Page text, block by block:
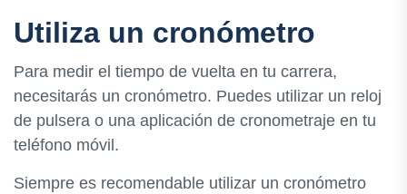
Utiliza un cronómetro
Para medir el tiempo de vuelta en tu carrera,
necesitarás un cronómetro. Puedes utilizar un reloj
de pulsera o una aplicación de cronometraje en tu
teléfono móvil.
Siempre es recomendable utilizar un cronómetro